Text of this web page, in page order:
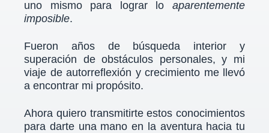
uno mismo para lograr lo aparentemente
imposible.
Fueron años de búsqueda interior y
superación de obstáculos personales, y mi
viaje de autorreflexión y crecimiento me llevó
a encontrar mi propósito.
Ahora quiero transmitirte estos conocimientos
para darte una mano en la aventura hacia tu